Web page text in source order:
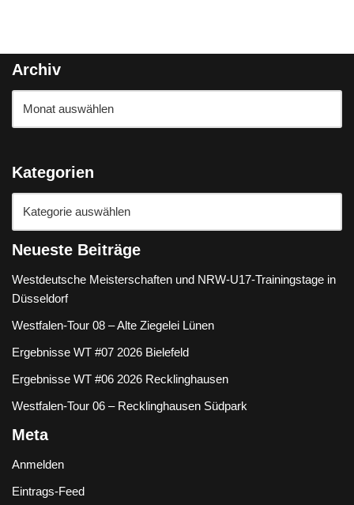
Archiv
Kategorien
Neueste Beiträge
Westdeutsche Meisterschaften und NRW-U17-Trainingstage in
Düsseldorf
Westfalen-Tour 08 – Alte Ziegelei Lünen
Ergebnisse WT #07 2026 Bielefeld
Ergebnisse WT #06 2026 Recklinghausen
Westfalen-Tour 06 – Recklinghausen Südpark
Meta
Anmelden
Eintrags-Feed